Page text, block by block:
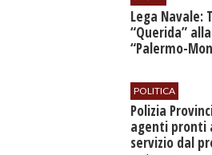
​Lega Navale:
“Querida”
“Palermo-
POLITICA
​Polizia
agenti pronti
servizio dal